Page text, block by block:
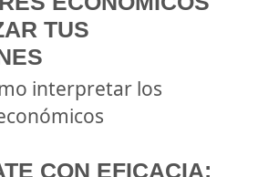
TUS
interpretar los
CON EFICACIA: